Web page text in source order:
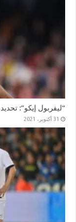
“ليفربول إيكو”:
31 أكتوبر، 2021